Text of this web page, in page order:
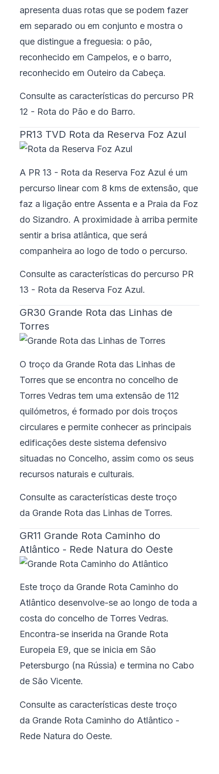
apresenta duas rotas que se podem fazer
em separado ou em conjunto e mostra o
que distingue a freguesia: o pão,
reconhecido em Campelos, e o barro,
reconhecido em Outeiro da Cabeça.
Consulte as características do percurso PR
12 - Rota do Pão e do Barro.
PR13 TVD Rota da Reserva Foz Azul
A PR 13 - Rota da Reserva Foz Azul é um
percurso linear com 8 kms de extensão, que
faz a ligação entre Assenta e a Praia da Foz
do Sizandro. A proximidade à arriba permite
sentir a brisa atlântica, que será
companheira ao logo de todo o percurso.
Consulte as características do percurso PR
13 - Rota da Reserva Foz Azul.
GR30 Grande Rota das Linhas de
Torres
O troço da Grande Rota das Linhas de
Torres que se encontra no concelho de
Torres Vedras tem uma extensão de 112
quilómetros, é formado por dois troços
circulares e permite conhecer as principais
edificações deste sistema defensivo
situadas no Concelho, assim como os seus
recursos naturais e culturais.
Consulte as características deste troço
da Grande Rota das Linhas de Torres.
GR11 Grande Rota Caminho do
Atlântico - Rede Natura do Oeste
Este troço da Grande Rota Caminho do
Atlântico desenvolve-se ao longo de toda a
costa do concelho de Torres Vedras.
Encontra-se inserida na Grande Rota
Europeia E9, que se inicia em São
Petersburgo (na Rússia) e termina no Cabo
de São Vicente.
Consulte as características deste troço
da Grande Rota Caminho do Atlântico -
Rede Natura do Oeste.